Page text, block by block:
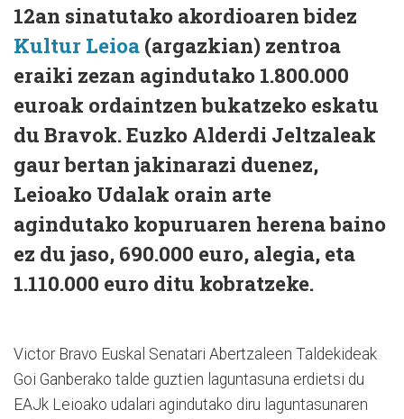
12an sinatutako akordioaren bidez
Kultur Leioa (argazkian) zentroa
eraiki zezan agindutako 1.800.000
euroak ordaintzen bukatzeko eskatu
du Bravok. Euzko Alderdi Jeltzaleak
gaur bertan jakinarazi duenez,
Leioako Udalak orain arte
agindutako kopuruaren herena baino
ez du jaso, 690.000 euro, alegia, eta
1.110.000 euro ditu kobratzeke.
Victor Bravo Euskal Senatari Abertzaleen Taldekideak
Goi Ganberako talde guztien laguntasuna erdietsi du
EAJk Leioako udalari agindutako diru laguntasunaren